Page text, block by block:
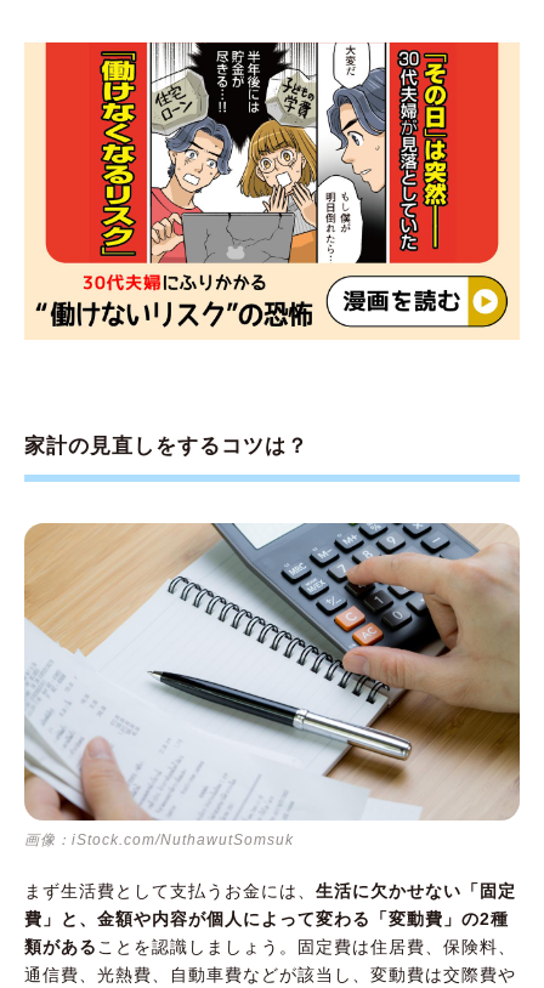
家計の見直しをするコツは？
画像：iStock.com/NuthawutSomsuk
まず生活費として支払うお金には、 生活に欠かせない「固定
費」と、金額や内容が個人によって変わる「変動費」の2種
類がある ことを認識しましょう。固定費は住居費、保険料、
通信費、光熱費、自動車費などが該当し、変動費は交際費や